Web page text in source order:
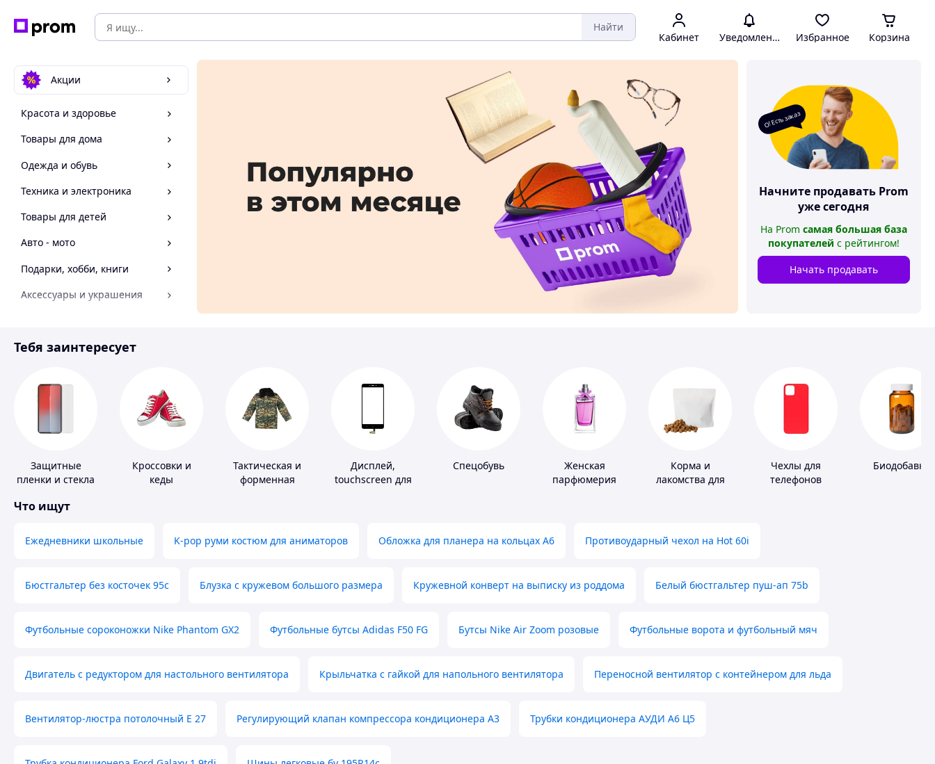
Найти
Кабинет Уведомления Избранное Корзина
Акции
Красота и здоровье
Товары для дома
Одежда и обувь
Техника и электроника
Товары для детей
Авто - мото
Подарки, хобби, книги
Аксессуары и украшения
Спорт и отдых
О! Есть заказ
Начните продавать Prom
уже сегодня
На Prom самая большая база
покупателей с рейтингом!
Начать продавать
Тебя заинтересует
Защитные
пленки и стекла
устройств
Кроссовки и
кеды
Тактическая и
форменная
Дисплей,
touchscreen для
Спецобувь
Женская
парфюмерия
Корма и
лакомства для
Чехлы для
телефонов
Биодобавки
Что ищут
Ежедневники школьные K-pop руми костюм для аниматоров Обложка для планера на кольцах А6 Противоударный чехол на Hot 60i
Бюстгальтер без косточек 95с Блузка с кружевом большого размера Кружевной конверт на выписку из роддома Белый бюстгальтер пуш-ап 75b
Футбольные сороконожки Nike Phantom GX2 Футбольные бутсы Adidas F50 FG Бутсы Nike Air Zoom розовые Футбольные ворота и футбольный мяч
Двигатель с редуктором для настольного вентилятора Крыльчатка с гайкой для напольного вентилятора Переносной вентилятор с контейнером для льда
Вентилятор-люстра потолочный E 27 Регулирующий клапан компрессора кондиционера А3 Трубки кондиционера АУДИ А6 Ц5